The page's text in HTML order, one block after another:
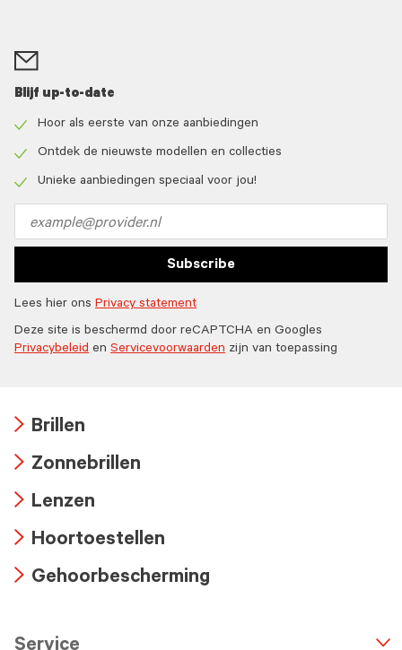
Blijf up-to-date
icon
Hoor als eerste van onze aanbiedingen
icon
Ontdek de nieuwste modellen en collecties
Unieke aanbiedingen speciaal voor jou!
address
Subscribe
Lees hier ons Privacy statement
Deze site is beschermd door reCAPTCHA en Googles
Privacybeleid en Servicevoorwaarden zijn van toepassing
icon
Brillen
icon
Zonnebrillen
icon
Lenzen
icon
Hoortoestellen
Gehoorbescherming